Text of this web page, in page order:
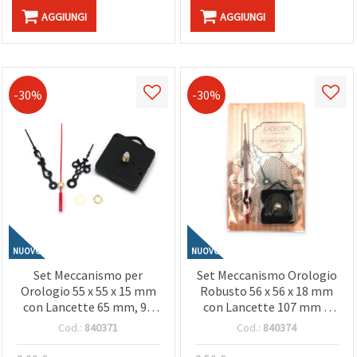
AGGIUNGI AGGIUNGI
-30%
NUOVO
Set Meccanismo per
Orologio 55 x 55 x 15 mm
con Lancette 65 mm, 92
mm e 120 mm -
Cod.: 840371
-30%
NUOVO
Set Meccanismo Orologio
Robusto 56 x 56 x 18 mm
con Lancette 107 mm e
137 mm, a Batteria AA 1,5
Cod.: 840374